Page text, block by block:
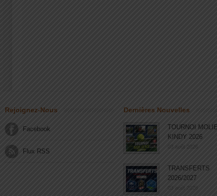
Rejoignez-Nous
Facebook
Flux RSS
Dernières Nouvelles
TOURNOI
KINDY 2026
03 août 2026
TRANSFERTS
2026/2027
03 août 2026